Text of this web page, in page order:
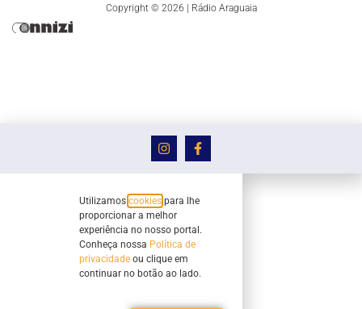
Copyright © 2026 | Rádio Araguaia
Utilizamos cookies para lhe
proporcionar a melhor
experiência no nosso portal.
Conheça nossa Política de
privacidade ou clique em
continuar no botão ao lado.